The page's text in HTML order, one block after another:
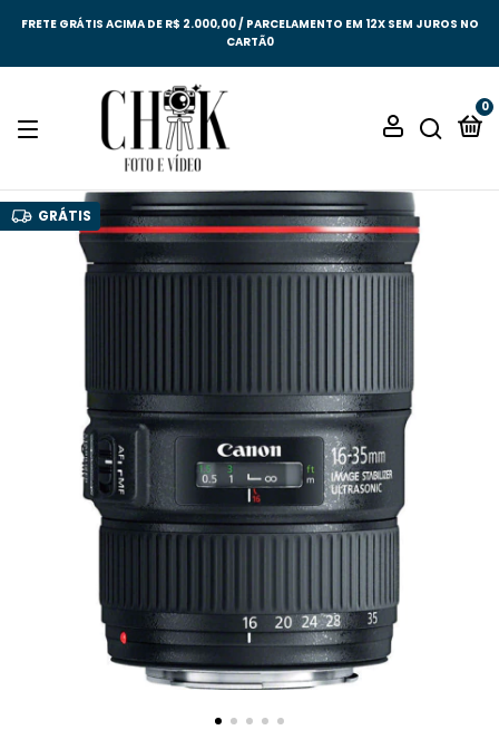
FRETE GRÁTIS ACIMA DE R$ 2.000,00 / PARCELAMENTO EM 12X SEM JUROS NO
CARTÃ0
0
GRÁTIS